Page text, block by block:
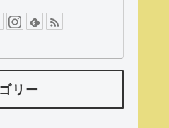
リー